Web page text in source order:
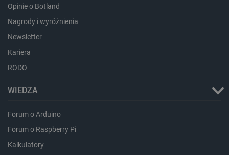
Opinie o Botland
Nagrody i wyróżnienia
Newsletter
Kariera
RODO
WIEDZA
Forum o Arduino
Forum o Raspberry Pi
Kalkulatory
botland.com.pl